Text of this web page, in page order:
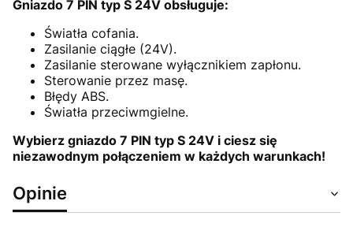
Gniazdo 7 PIN typ S 24V obsługuje:
Światła cofania.
Zasilanie ciągłe (24V).
Zasilanie sterowane wyłącznikiem zapłonu.
Sterowanie przez masę.
Błędy ABS.
Światła przeciwmgielne.
Wybierz gniazdo 7 PIN typ S 24V i ciesz się
niezawodnym połączeniem w każdych warunkach!
Opinie